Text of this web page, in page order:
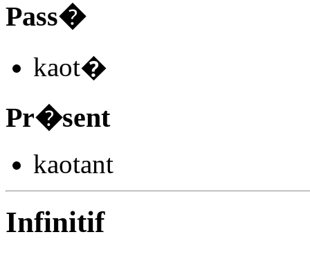
Pass�
kaot�
Pr�sent
kaotant
Infinitif